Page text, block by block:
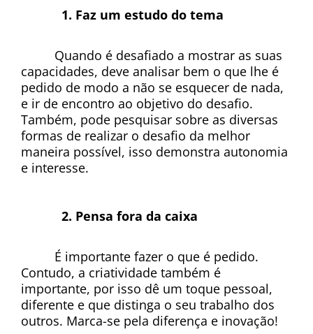
Faz um estudo do tema
Quando é desafiado a mostrar as suas
capacidades, deve analisar bem o que lhe é
pedido de modo a não se esquecer de nada,
e ir de encontro ao objetivo do desafio.
Também, pode pesquisar sobre as diversas
formas de realizar o desafio da melhor
maneira possível, isso demonstra autonomia
e interesse.
Pensa fora da caixa
É importante fazer o que é pedido.
Contudo, a criatividade também é
importante, por isso dê um toque pessoal,
diferente e que distinga o seu trabalho dos
outros. Marca-se pela diferença e inovação!